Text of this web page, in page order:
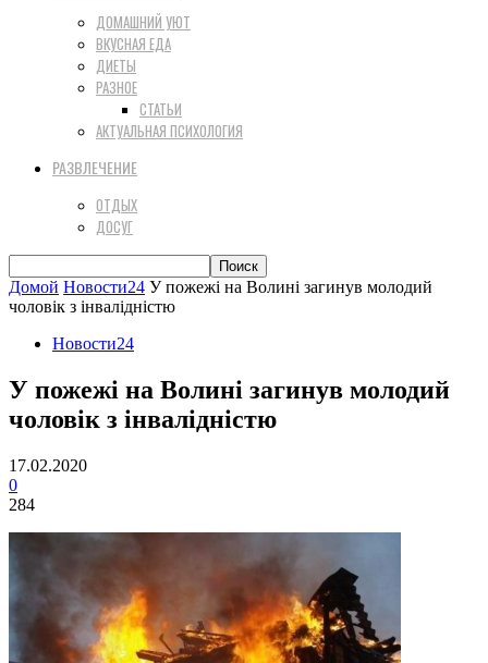
ДОМАШНИЙ УЮТ
ВКУСНАЯ ЕДА
ДИЕТЫ
РАЗНОЕ
СТАТЬИ
АКТУАЛЬНАЯ ПСИХОЛОГИЯ
РАЗВЛЕЧЕНИЕ
ОТДЫХ
ДОСУГ
Домой Новости24 У пожежі на Волині загинув молодий
чоловік з інвалідністю
Новости24
У пожежі на Волині загинув молодий
чоловік з інвалідністю
17.02.2020
0
284